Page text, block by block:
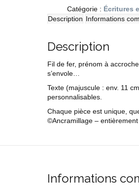
l'étoile
Catégorie : Écritures
Description Informations
Description
Fil de fer, prénom à
s’envole…
Texte (majuscule : env. 11
personnalisables.
Chaque pièce est unique,
©Ancramillage –
Informations